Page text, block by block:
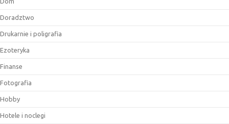
Doradztwo
Drukarnie i poligrafia
Ezoteryka
Finanse
Fotografia
Hobby
Hotele i noclegi